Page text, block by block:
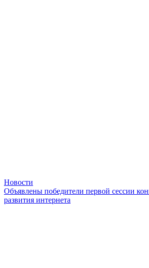
Новости
Объявлены победители первой сессии
развития интернета